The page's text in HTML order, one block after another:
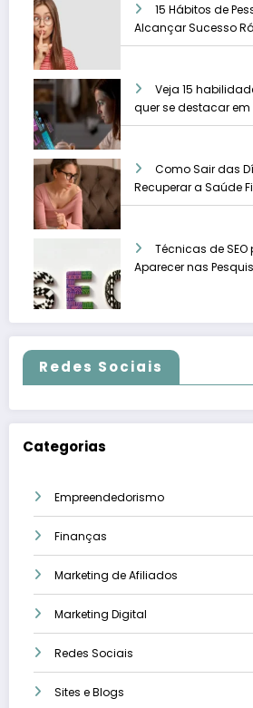
15 Hábitos de
Alcançar Sucesso
Veja 15
quer se destacar em
Como Sair das
Recuperar a Saúde
Técnicas de
Aparecer nas
Redes Sociais
Categorias
Empreendedorismo
Finanças
Marketing de Afiliados
Marketing Digital
Redes Sociais
Sites e Blogs